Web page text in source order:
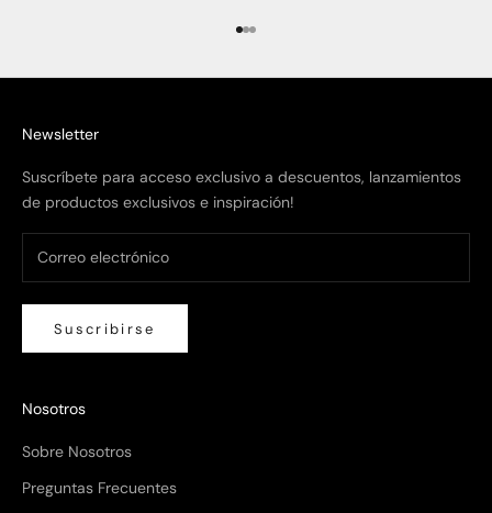
Ir al artículo 1
Ir al artículo 2
Ir al artículo 3
Newsletter
Suscríbete para acceso exclusivo a descuentos, lanzamientos
de productos exclusivos e inspiración!
Suscribirse
Nosotros
Sobre Nosotros
Preguntas Frecuentes